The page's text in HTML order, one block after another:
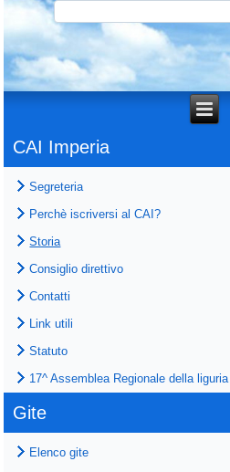
CAI Imperia
Segreteria
Perchè iscriversi al CAI?
Storia
Consiglio direttivo
Contatti
Link utili
Statuto
17^ Assemblea Regionale della liguria
Gite
Elenco gite